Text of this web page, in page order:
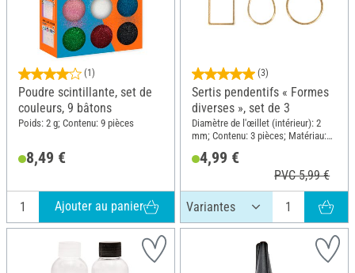
(1)
Poudre scintillante, set de
couleurs, 9 bâtons
Poids: 2 g; Contenu: 9 pièces
8,49 €
Ajouter au panier
(3)
Sertis pendentifs « Formes
diverses », set de 3
Diamètre de l'œillet (intérieur): 2
mm; Contenu: 3 pièces; Matériau:
4,99 €
PVC 5,99 €